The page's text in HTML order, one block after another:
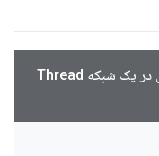
کدام سه حوزه برای آدرس‌دهی تک‌پخشی در یک شبکه Thread